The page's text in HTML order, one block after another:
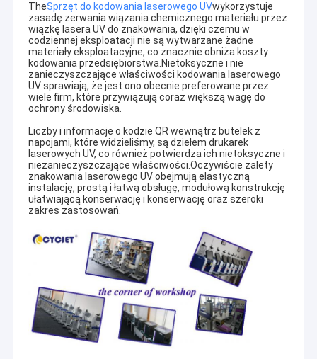
TheSprzęt do kodowania laserowego UVwykorzystuje
zasadę zerwania wiązania chemicznego materiału przez
wiązkę lasera UV do znakowania, dzięki czemu w
codziennej eksploatacji nie są wytwarzane żadne
materiały eksploatacyjne, co znacznie obniża koszty
kodowania przedsiębiorstwa.Nietoksyczne i nie
zanieczyszczające właściwości kodowania laserowego
UV sprawiają, że jest ono obecnie preferowane przez
wiele firm, które przywiązują coraz większą wagę do
ochrony środowiska.
Liczby i informacje o kodzie QR wewnątrz butelek z
napojami, które widzieliśmy, są dziełem drukarek
laserowych UV, co również potwierdza ich nietoksyczne i
niezanieczyszczające właściwości.Oczywiście zalety
znakowania laserowego UV obejmują elastyczną
instalację, prostą i łatwą obsługę, modułową konstrukcję
ułatwiającą konserwację i konserwację oraz szeroki
zakres zastosowań.